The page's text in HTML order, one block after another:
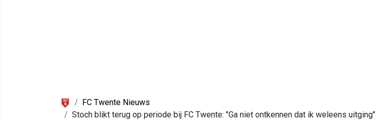
FC Twente Nieuws
Stoch blikt terug op periode bij FC Twente: "Ga niet ontkennen dat ik weleens uitging"